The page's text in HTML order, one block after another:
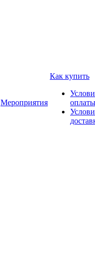
Мероприятия
Как купить
оплаты